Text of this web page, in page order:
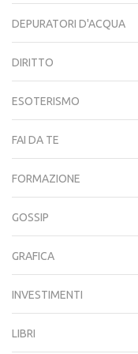
DEPURATORI D'ACQUA
DIRITTO
ESOTERISMO
FAI DA TE
FORMAZIONE
GOSSIP
GRAFICA
INVESTIMENTI
LIBRI